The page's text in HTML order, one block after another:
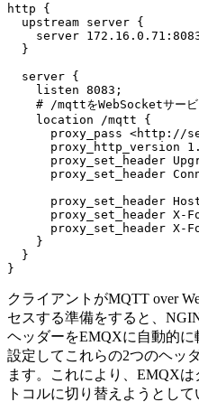
http {
  upstream server {
server
  }
  server {
    listen 8083;
# /mqttをWebSocketサービ
    location /mqtt {
proxy_pass <http://
proxy_http_version
proxy_set_header
proxy_set_header
proxy_set_header
proxy_set_header X-
proxy_set_header X-
    }
  }
クライアントがMQTT over
セスする準備をすると、
ヘッダーをEMQXに自動的
設定してこれらの2つのヘッ
ます。これにより、EMQXは
トコルに切り替えようとして